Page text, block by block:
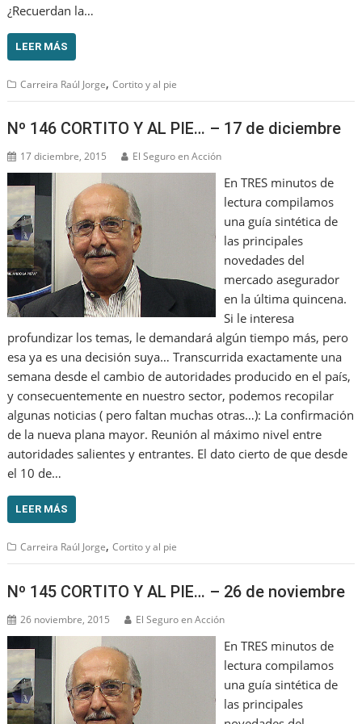
¿Recuerdan la…
LEER MÁS
Carreira Raúl Jorge,Cortito y al pie
Nº 146 CORTITO Y AL PIE… – 17 de diciembre
17 diciembre, 2015 El Seguro en Acción
En TRES minutos de
lectura compilamos
una guía sintética de
las principales
novedades del
mercado asegurador
en la última quincena.
Si le interesa
profundizar los temas, le demandará algún tiempo más, pero
esa ya es una decisión suya… Transcurrida exactamente una
semana desde el cambio de autoridades producido en el país,
y consecuentemente en nuestro sector, podemos recopilar
algunas noticias ( pero faltan muchas otras…): La confirmación
de la nueva plana mayor. Reunión al máximo nivel entre
autoridades salientes y entrantes. El dato cierto de que desde
el 10 de…
LEER MÁS
Carreira Raúl Jorge,Cortito y al pie
Nº 145 CORTITO Y AL PIE… – 26 de noviembre
26 noviembre, 2015 El Seguro en Acción
En TRES minutos de
lectura compilamos
una guía sintética de
las principales